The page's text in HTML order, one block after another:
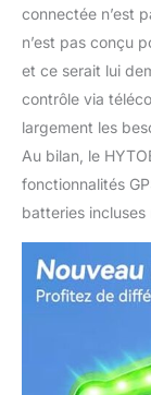
connectée n’est
n’est pas conçu
et ce serait lui
contrôle via
largement les
Au bilan, le
fonctionnalités
batteries incluses